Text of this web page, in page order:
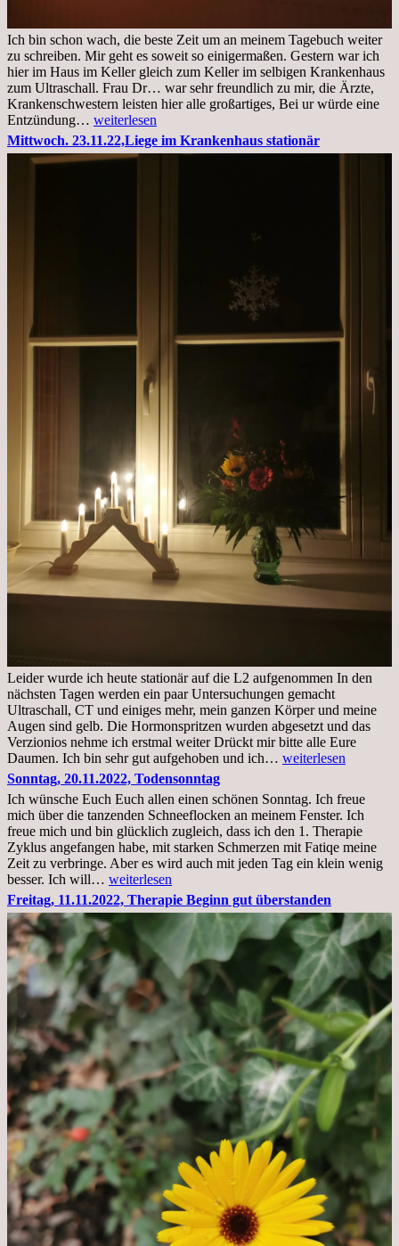
Ich bin schon wach, die beste Zeit um an meinem Tagebuch weiter
zu schreiben. Mir geht es soweit so einigermaßen. Gestern war ich
hier im Haus im Keller gleich zum Keller im selbigen Krankenhaus
zum Ultraschall. Frau Dr… war sehr freundlich zu mir, die Ärzte,
Krankenschwestern leisten hier alle großartiges, Bei ur würde eine
Entzündung… Freitag,
25.11.2022
Kleines
weiterlesen
Mittwoch. 23.11.22,Liege im Krankenhaus stationär
Leider wurde ich heute stationär auf die L2 aufgenommen In den
nächsten Tagen werden ein paar Untersuchungen gemacht
Ultraschall, CT und einiges mehr, mein ganzen Körper und meine
Augen sind gelb. Die Hormonspritzen wurden abgesetzt und das
Verzionios nehme ich erstmal weiter Drückt mir bitte alle Eure
Daumen. Ich bin sehr gut aufgehoben und ich… Mittwoch.
Krankenhaus
stationär
weiterlesen
Sonntag, 20.11.2022, Todensonntag
Ich wünsche Euch Euch allen einen schönen Sonntag. Ich freue
mich über die tanzenden Schneeflocken an meinem Fenster. Ich
freue mich und bin glücklich zugleich, dass ich den 1. Therapie
Zyklus angefangen habe, mit starken Schmerzen mit Fatiqe meine
Zeit zu verbringe. Aber es wird auch mit jeden Tag ein klein wenig
besser. Ich will… Sonntag,
20.11.2022,
Todensonntag
weiterlesen
Freitag, 11.11.2022, Therapie Beginn gut überstanden